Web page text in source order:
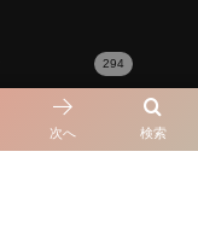
検索
次へ
294